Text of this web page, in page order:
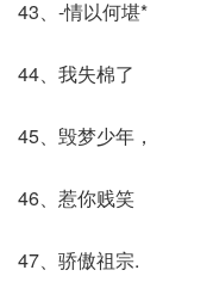
43、-情以何堪*
44、我失棉了
45、毁梦少年，
46、惹你贱笑
47、骄傲祖宗.